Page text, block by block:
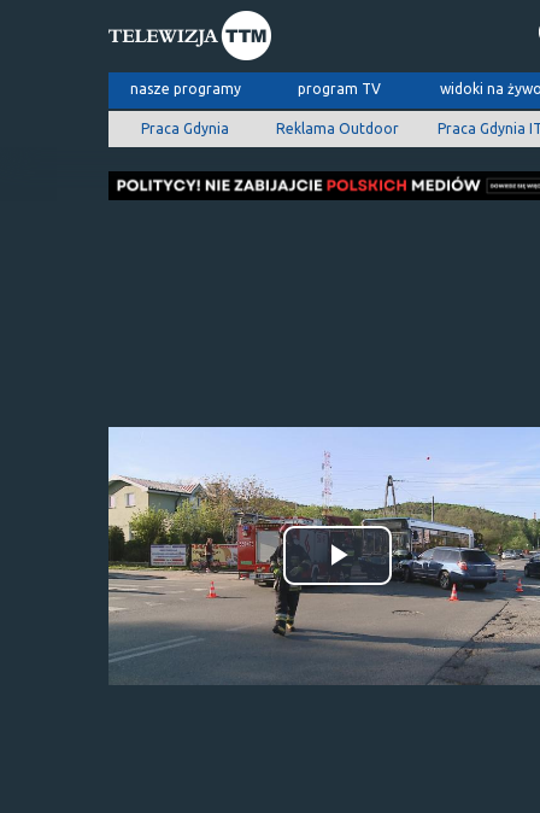
nasze programy program TV widoki na
Praca Gdynia Reklama Outdoor Praca Gdynia
Odtwórz
wideo